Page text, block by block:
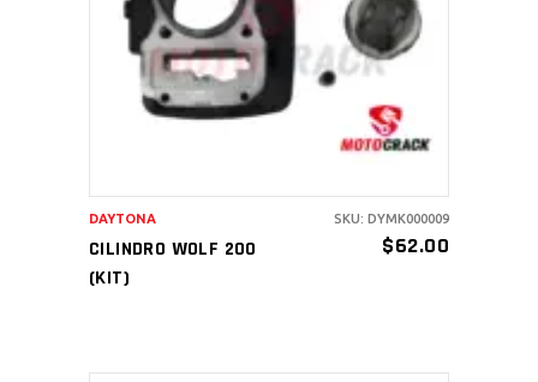
AÑADIR AL CARRITO
CILINDRO WOLF 200
(KIT)
$62.00
DAYTONA SKU: DYMK000009